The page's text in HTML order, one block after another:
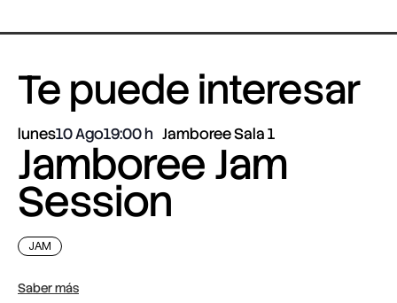
Te puede interesar
lunes10 Ago19:00 Jamboree Sala 1
Jamboree Jam
Session
JAM
Saber más